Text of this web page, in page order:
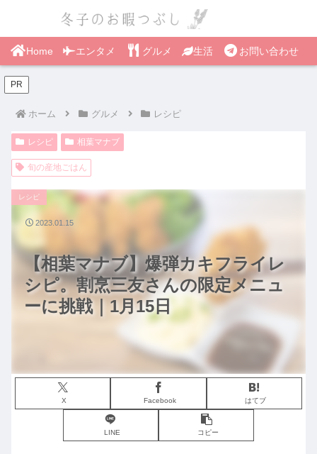
Home エンタメ グルメ 生活 お問い合わせ
PR
ホーム グルメ レシピ
レシピ 相葉マナブ
旬の産地ごはん
【相葉マナブ】爆弾カキフライレ
シピ。割烹三友さんの限定メニュ
ーに挑戦｜1月15日
レシピ
X Facebook はてブ
LINE コピー
2023.01.15